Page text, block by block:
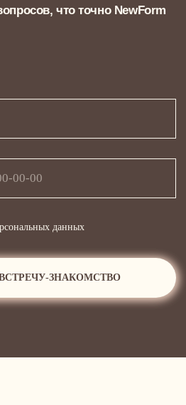
квартиры
требует точной